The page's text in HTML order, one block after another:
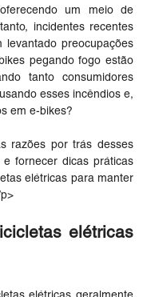
um meio de
incidentes recentes
levantado preocupações
pegando fogo estão
tanto consumidores
esses incêndios e,
em e-bikes?
razões por trás desses
e fornecer dicas práticas
elétricas para manter
elétricas